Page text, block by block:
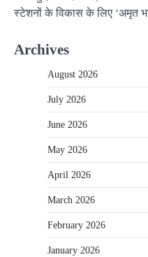
स्टेशनों के विकास के लिए ‘अमृत
Archives
August 2026
July 2026
June 2026
May 2026
April 2026
March 2026
February 2026
January 2026